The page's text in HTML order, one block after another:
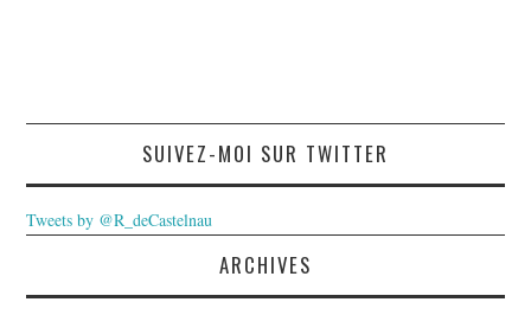
SUIVEZ-MOI SUR TWITTER
Tweets by @R_deCastelnau
ARCHIVES